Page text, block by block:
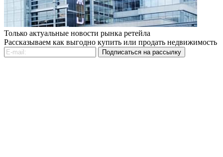
Только актуальные новости рынка ретейла
Рассказываем как выгодно купить или продать недвижимость